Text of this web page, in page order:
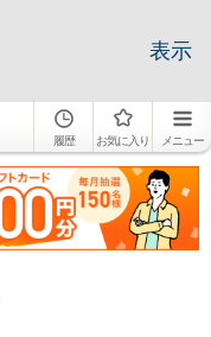
表示
履歴 お気に入り メニュー